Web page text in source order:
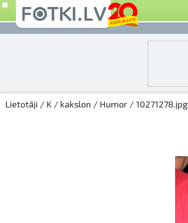
Lietotāji / K / kakslon / Humor / 10271278.jpg